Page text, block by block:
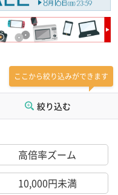
ここから絞り込みができます
絞り込む
高倍率ズーム
10,000円未満